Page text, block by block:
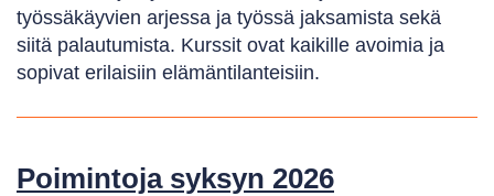
työssäkäyvien arjessa ja työssä jaksamista sekä
siitä palautumista. Kurssit ovat kaikille avoimia ja
sopivat erilaisiin elämäntilanteisiin.
Poimintoja syksyn 2026